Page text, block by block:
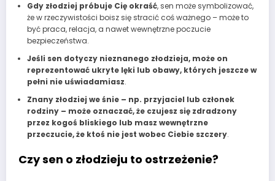
Gdy złodziej próbuje Cię okraść, sen może symbolizować,
że w rzeczywistości boisz się stracić coś ważnego – może to
być praca, relacja, a nawet wewnętrzne poczucie
bezpieczeństwa.
Jeśli sen dotyczy nieznanego złodzieja, może on
reprezentować ukryte lęki lub obawy, których jeszcze w
pełni nie uświadamiasz.
Znany złodziej we śnie – np. przyjaciel lub członek
rodziny – może oznaczać, że czujesz się zdradzony
przez kogoś bliskiego lub masz wewnętrzne
przeczucie, że ktoś nie jest wobec Ciebie szczery.
Czy sen o złodzieju to ostrzeżenie?